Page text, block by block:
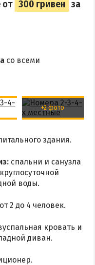
от 300 гривен за
со всеми
+2 фото
здания.
спальни и санузла
воды.
от 2 до 4 человек.
кровать и
диван.